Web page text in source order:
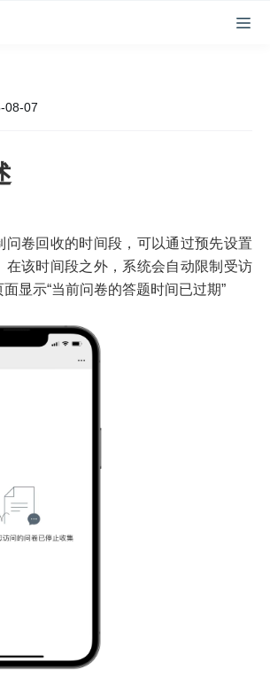
08-07
问卷回收的时间段，可以通过预先设置
在该时间段之外，系统会自动限制受访
显示“当前问卷的答题时间已过期”